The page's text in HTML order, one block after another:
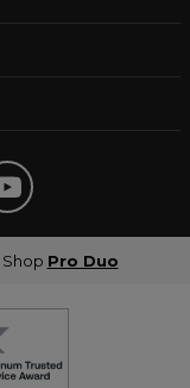
Shop Pro Duo